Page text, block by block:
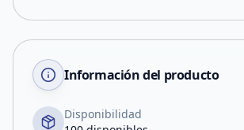
Información del producto
Disponibilidad